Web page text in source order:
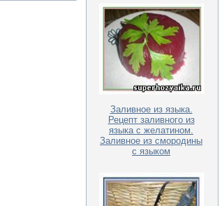
Заливное из языка.
Рецепт заливного из
языка с желатином.
Заливное из смородины
с языком